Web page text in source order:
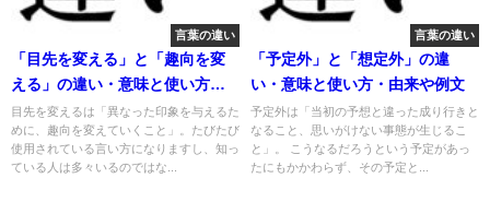
言葉の違い
「目先を変える」と「趣向を変
える」の違い・意味と使い方・
由来や例文
目先を変えるは「異なった印象を与えるた
めに、趣向を変えていくこと」。たびたび
使用されている言い方になりますし、知っ
ている人は多々いるのではな...
言葉の違い
「予定外」と「想定外」の違
い・意味と使い方・由来や例文
予定外は「当初の予想と違った成り行きと
なること、思いがけない事態が生じるこ
と」。 こうなるだろうという予定があっ
たにもかかわらず、その予定と...